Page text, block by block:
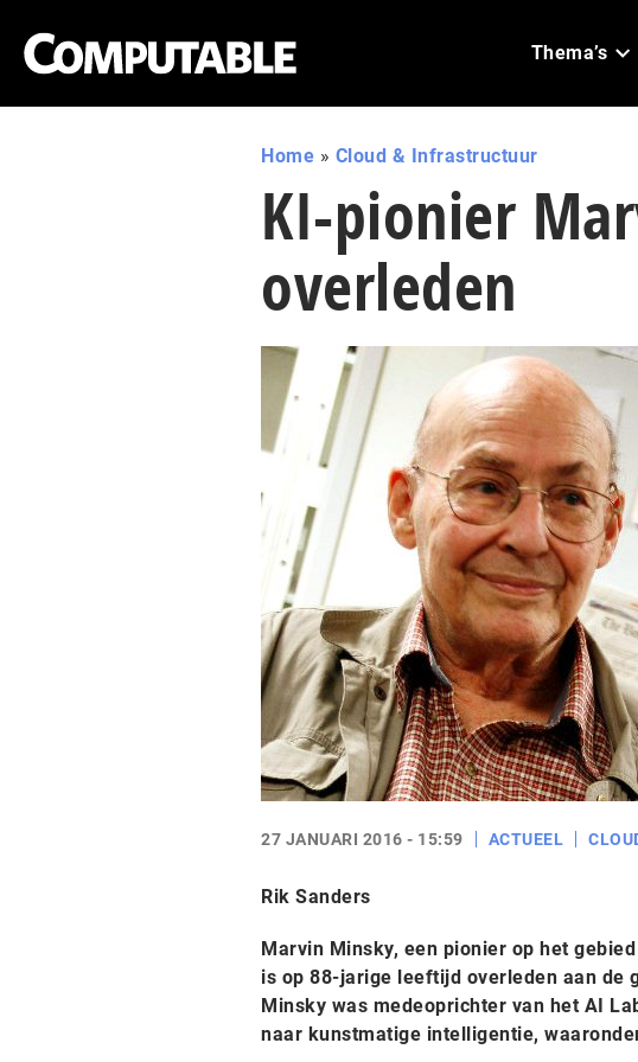
Thema’s
Home » Cloud & Infrastructuur
KI-pionier
overleden
27 JANUARI 2016 - 15:59 ACTUEEL
Rik Sanders
Marvin Minsky, een pionier op het
is op 88-jarige leeftijd overleden aan de
Minsky was medeoprichter van het AI
naar kunstmatige intelligentie,